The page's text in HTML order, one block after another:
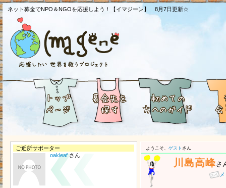
ネット募金でNPO＆NGOを応援しよう！【イマジーン】 8月7日更新☆
ご近所サポーター
oakleafさん
ようこそ、 ゲスト さん
川島高峰さ